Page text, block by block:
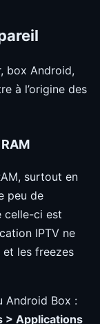
box Android,
à l’origine des
surtout en
peu de
celle-ci est
IPTV ne
les freezes
Android Box :
> Applications